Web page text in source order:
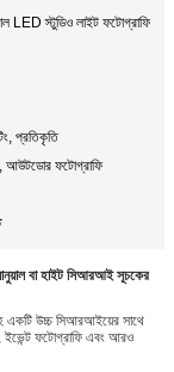
LED স্টুডিও লাইট ফটোগ্রাফি
প্রতিকৃতি
আউটডোর ফটোগ্রাফি
বা হাইট সিআরআই সূচকের
একটি উচ্চ সিআরআইয়ের সাথে
ইভেন্ট ফটোগ্রাফি এবং আরও